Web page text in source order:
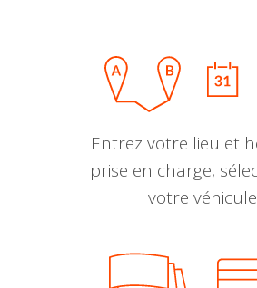
Entrez votre lieu et
prise en charge,
votre